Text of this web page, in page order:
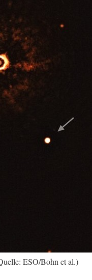
ESO/Bohn et al.)